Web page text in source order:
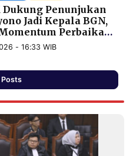
Dukung Penunjukan
Jadi Kepala BGN,
Perbaikan
MBG
- 16:33 WIB